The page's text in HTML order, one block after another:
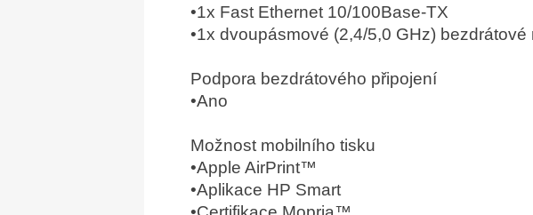
•1x Fast Ethernet 10/100Base-TX
•1x dvoupásmové (2,4/5,0 GHz)
Podpora bezdrátového připojení
•Ano
Možnost mobilního tisku
•Apple AirPrint™
•Aplikace HP Smart